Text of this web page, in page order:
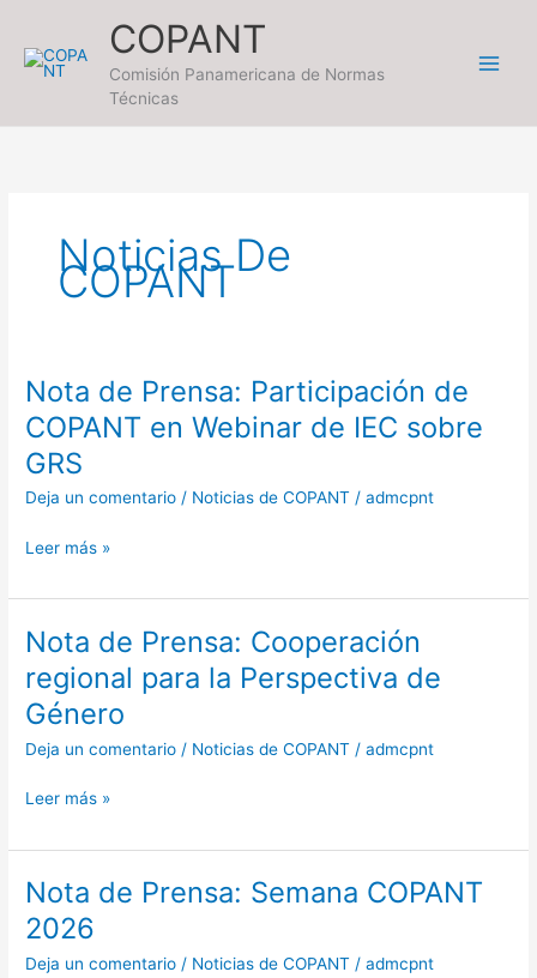
contenido
COPANT
Comisión Panamericana de Normas
Técnicas
Noticias De
COPANT
Nota de Prensa: Participación de
COPANT en Webinar de IEC sobre
GRS
Deja un comentario / Noticias de COPANT /admcpnt
Nota
de
Prensa:
Participación
de
en
de
sobre
GRS
Leer más »
Nota de Prensa: Cooperación
regional para la Perspectiva de
Género
Deja un comentario / Noticias de COPANT /admcpnt
Nota
Prensa:
Cooperación
regional
la
de
Leer más »
Nota de Prensa: Semana COPANT
2026
Deja un comentario / Noticias de COPANT /admcpnt
Nota
de
Prensa:
Semana